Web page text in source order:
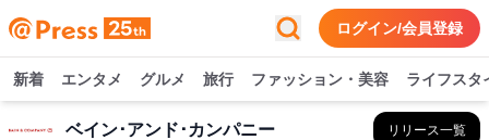
ログイン/会員登録
新着 エンタメ グルメ 旅行 ファッション・美容 ライフスタ
ベイン･アンド･カンパニー リリース一覧